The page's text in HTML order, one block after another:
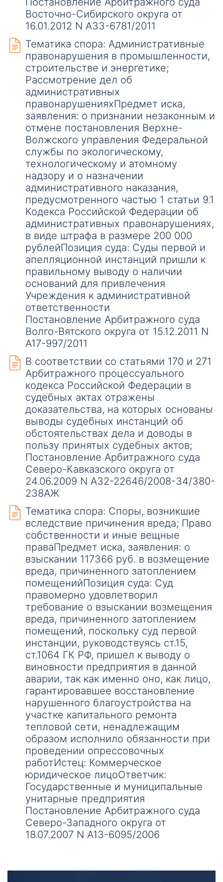
Восточно-Сибирского округа от
16.01.2012 N А33-6781/2011
Тематика спора: Административные
правонарушения в промышленности,
строительстве и энергетике;
Рассмотрение дел об
административных
правонарушенияхПредмет иска,
заявления: о признании незаконным и
отмене постановления Верхне-
Волжского управления Федеральной
службы по экологическому,
технологическому и атомному
надзору и о назначении
административного наказания,
предусмотренного частью 1 статьи 9.1
Кодекса Российской Федерации об
административных правонарушениях,
в виде штрафа в размере 200 000
рублейПозиция суда: Суды первой и
апелляционной инстанций пришли к
правильному выводу о наличии
оснований для привлечения
Учреждения к административной
ответственности
Постановление Арбитражного суда
Волго-Вятского округа от 15.12.2011 N
А17-997/2011
В соответствии со статьями 170 и 271
Арбитражного процессуального
кодекса Российской Федерации в
судебных актах отражены
доказательства, на которых основаны
выводы судебных инстанций об
обстоятельствах дела и доводы в
пользу принятых судебных актов;
Постановление Арбитражного суда
Северо-Кавказского округа от
24.06.2009 N А32-22646/2008-34/380-
238АЖ
Тематика спора: Споры, возникшие
вследствие причинения вреда; Право
собственности и иные вещные
праваПредмет иска, заявления: о
взыскании 117366 руб. в возмещение
вреда, причиненного затоплением
помещенийПозиция суда: Суд
правомерно удовлетворил
требование о взыскании возмещения
вреда, причиненного затоплением
помещений, поскольку суд первой
инстанции, руководствуясь ст.15,
ст.1064 ГК РФ, пришел к выводу о
виновности предприятия в данной
аварии, так как именно оно, как лицо,
гарантировавшее восстановление
нарушенного благоустройства на
участке капитального ремонта
тепловой сети, ненадлежащим
образом исполнило обязанности при
проведении опрессовочных
работИстец: Коммерческое
юридическое лицоОтветчик:
Государственные и муниципальные
унитарные предприятия
Постановление Арбитражного суда
Северо-Западного округа от
18.07.2007 N А13-6095/2006